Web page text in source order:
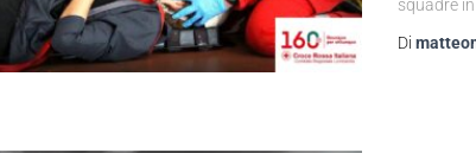
squadre
Di